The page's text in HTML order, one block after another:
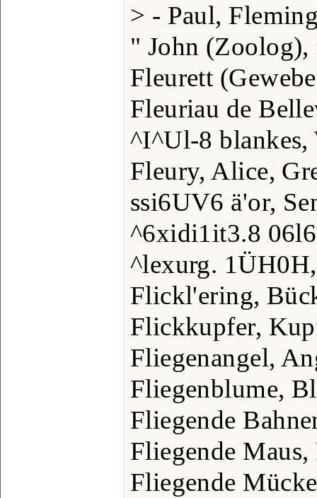
> - Paul,
" John (Zoolog),
Fleurett
Fleuriau de
^I^Ul-8 blankes,
Fleury, Alice,
ssi6UV6 ä'or,
^6xidi1it3.8
^lexurg.
Flickl'ering,
Flickkupfer,
Fliegenangel,
Fliegenblume,
Fliegende
Fliegende
Fliegende